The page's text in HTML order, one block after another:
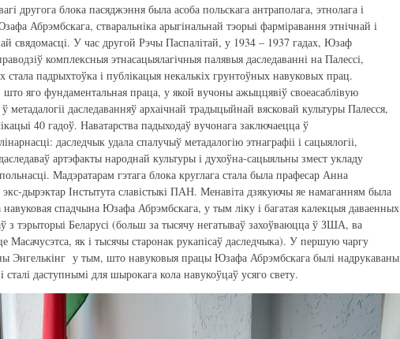
другога блока пасяджэння была асоба польскага антраполага, этнолага і
Абрэмбскага, стваральніка арыгінальнай тэорыі фарміравання этнічнай і
свядомасці. У час другой Рэчы Паспалітай, у 1934 – 1937 гадах, Юзаф
комплексныя этнасацыялагічныя палявыя даследаванні на Палессі,
стала падрыхтоўка і публікацыя некалькіх грунтоўных навуковых прац.
што яго фундаментальная праца, у якой вучоны ажыццявіў своеасаблівую
метадалогіі даследаванняў архаічнай традыцыйнай вясковай культуры Палесся,
40 гадоў. Наватарства падыходаў вучонага заключаецца ў
даследчык удала спалучыў метадалогію этнаграфіі і сацыялогіі,
артэфакты народнай культуры і духоўна-сацыяльны змест укладу
Мадэратарам гэтага блока круглага стала была прафесар Анна
экс-дырэктар Інстытута славістыкі ПАН. Менавіта дзякуючы яе намаганням была
навуковая спадчына Юзафа Абрэмбскага, у тым ліку і багатая калекцыя даваенных
з тэрыторыі Беларусі (больш за тысячу негатываў захоўваюцца ў ЗША, ва
Масачусэтса, як і тысячы старонак рукапісаў даследчыка). У першую чаргу
Энгелькінг у тым, што навуковыя працы Юзафа Абрэмбскага былі надрукаваны
даступнымі для шырокага кола навукоўцаў усяго свету.